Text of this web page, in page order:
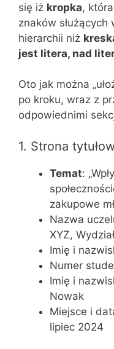
się iż kropka,
znaków
hierarchii niż
jest litera, nad
Oto jak można
po kroku, wraz z
odpowiednimi
1. Strona
Temat:
zakupowe
Nazwa
XYZ,
Imię i
Numer
Imię i
Nowak
Miejsce i
lipiec 2024